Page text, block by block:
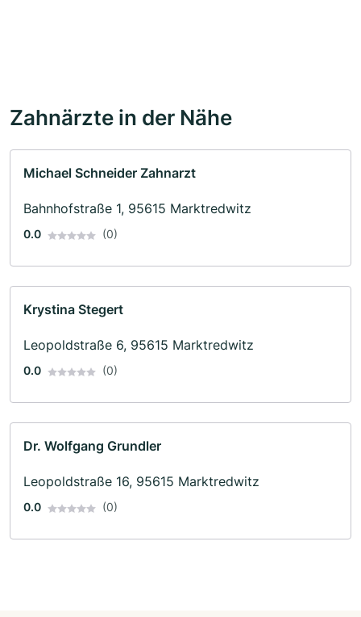
Zahnärzte in der Nähe
Michael Schneider Zahnarzt
Bahnhofstraße 1, 95615 Marktredwitz
0.0 (0)
Krystina Stegert
Leopoldstraße 6, 95615 Marktredwitz
0.0 (0)
Dr. Wolfgang Grundler
Leopoldstraße 16, 95615 Marktredwitz
0.0 (0)